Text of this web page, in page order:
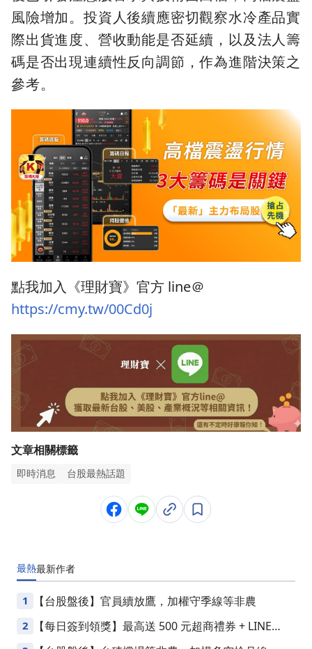
風險增加。投資人後續應密切觀察水冷產品實
際出貨進度、營收動能是否延續，以及法人籌
碼是否出現連續性反向調節，作為進階決策之
參考。
點我加入《理財寶》官方 line＠
https://cmy.tw/00Cd0j
文章相關標籤
即時消息 台股最熱話題
最熱最新作者
1 【台股盤後】官員續放鷹，加權守季線等非農
2
【每日簽到領獎】最高送 500 元超商禮券 + LINE
Points